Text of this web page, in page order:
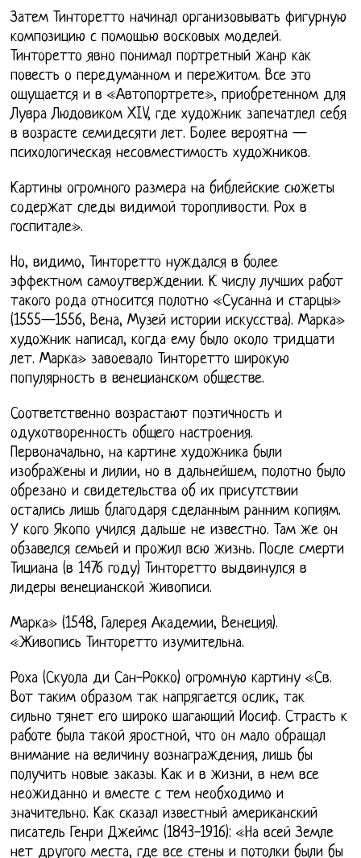
Затем Тинторетто начинал организовывать фигурную
композицию с помощью восковых моделей.
Тинторетто явно понимал портретный жанр как
повесть о передуманном и пережитом. Все это
ощущается и в «Автопортрете», приобретенном для
Лувра Людовиком XIV, где художник запечатлел себя
в возрасте семидесяти лет. Более вероятна —
психологическая несовместимость художников.
Картины огромного размера на библейские сюжеты
содержат следы видимой торопливости. Рох в
госпитале».
Но, видимо, Тинторетто нуждался в более
эффектном самоутверждении. К числу лучших работ
такого рода относится полотно «Сусанна и старцы»
(1555—1556, Вена, Музей истории искусства). Марка»
художник написал, когда ему было около тридцати
лет. Марка» завоевало Тинторетто широкую
популярность в венецианском обществе.
Соответственно возрастают поэтичность и
одухотворенность общего настроения.
Первоначально, на картине художника были
изображены и лилии, но в дальнейшем, полотно было
обрезано и свидетельства об их присутствии
остались лишь благодаря сделанным ранним копиям.
У кого Якопо учился дальше не известно. Там же он
обзавелся семьей и прожил всю жизнь. После смерти
Тициана (в 1476 году) Тинторетто выдвинулся в
лидеры венецианской живописи.
Марка» (1548, Галерея Академии, Венеция).
«Живопись Тинторетто изумительна.
Роха (Скуола ди Сан-Рокко) огромную картину «Св.
Вот таким образом так напрягается ослик, так
сильно тянет его широко шагающий Иосиф. Страсть к
работе была такой яростной, что он мало обращал
внимание на величину вознаграждения, лишь бы
получить новые заказы. Как и в жизни, в нем все
неожиданно и вместе с тем необходимо и
значительно. Как сказал известный американский
писатель Генри Джеймс (1843-1916): «На всей Земле
нет другого места, где все стены и потолки были бы